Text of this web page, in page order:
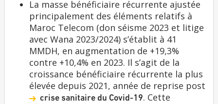
La masse bénéficiaire récurrente ajustée
principalement des éléments relatifs à
Maroc Telecom (don séisme 2023 et litige
avec Wana 2023/2024) s’établit à 41
MMDH, en augmentation de +19,3%
contre +10,4% en 2023. Il s’agit de la
croissance bénéficiaire récurrente la plus
élevée depuis 2021, année de reprise post
crise sanitaire du Covid-19. Cette